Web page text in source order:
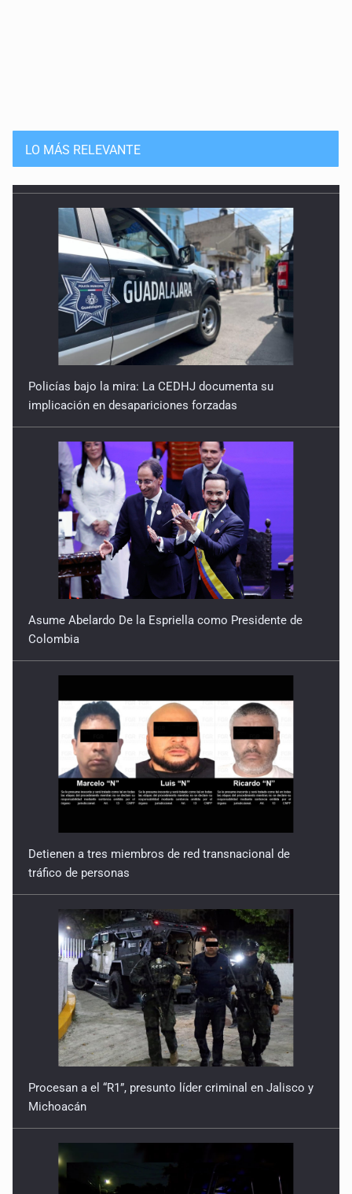
LO MÁS RELEVANTE
Policías bajo la mira: La CEDHJ documenta su
implicación en desapariciones forzadas
Asume Abelardo De la Espriella como Presidente de
Colombia
Detienen a tres miembros de red transnacional de
tráfico de personas
Procesan a el “R1”, presunto líder criminal en Jalisco y
Michoacán